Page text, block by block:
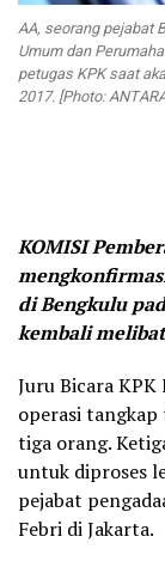
AA, seorang pejabat
Umum dan
petugas KPK saat
2017. [Photo:
KOMISI
di Bengkulu
kembali
Juru Bicara KPK
operasi
tiga orang.
untuk diproses
pejabat
Febri di Jakarta.